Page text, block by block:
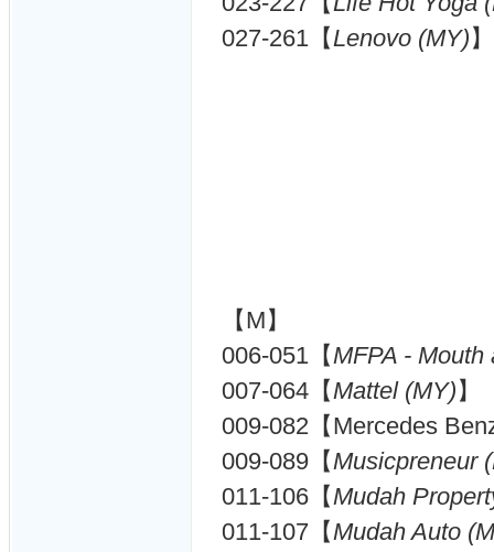
027-261【Lenovo (MY)】
【M】
006-051【MFPA -
007-064【Mattel (MY)】
009-082【Mercedes
009-089【Musicpreneur
011-106【Mudah
011-107【Mudah Auto